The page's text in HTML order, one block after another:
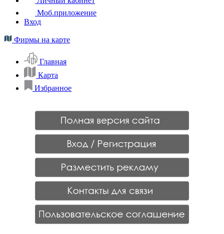
Моб.приложение
Вход
Фирмы на карте
Главная
Карта
Избранное